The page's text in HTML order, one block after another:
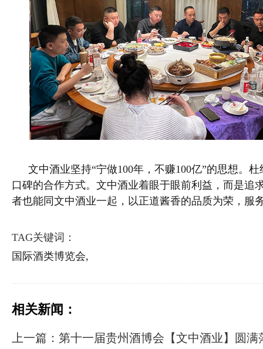
文中酒业坚持“宁做100年，不赚100亿”的思想。
口碑的合作方式。文中酒业着眼于眼前利益，而是追
者也能同文中酒业一起，以正道酱香的品质为荣，服
TAG关键词：
国际酒类博览会,
相关新闻：
上一篇：第十一届贵州酒博会【文中酒业】圆满